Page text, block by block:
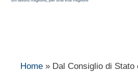
Home » Dal Consiglio di